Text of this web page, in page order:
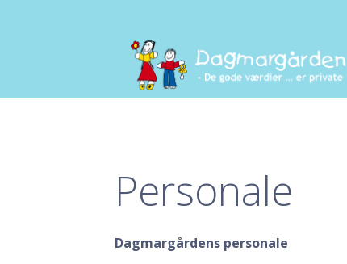
Dagmargården
DE GODE VÆRDIER ... ER PRIVATE
Personale
Dagmargårdens personale